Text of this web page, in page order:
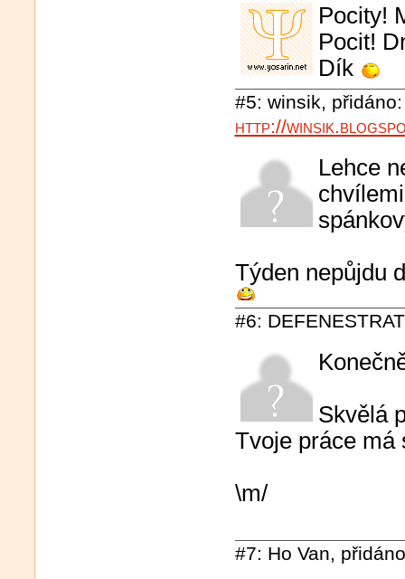
Pocity!
Pocit!
Dík
#5: winsik,
http://
Lehce
Týden nepůjdu
#6:
Skvělá
Tvoje práce má
\m/
#7: Ho Van,